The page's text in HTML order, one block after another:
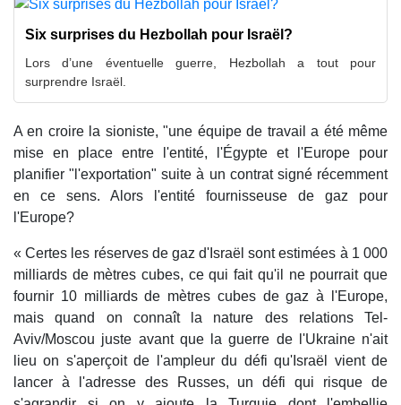
Six surprises du Hezbollah pour Israël?
Lors d’une éventuelle guerre, Hezbollah a tout pour
surprendre Israël.
A en croire la sioniste, "une équipe de travail a été même
mise en place entre l'entité, l'Égypte et l'Europe pour
planifier "l'exportation" suite à un contrat signé récemment
en ce sens. Alors l'entité fournisseuse de gaz pour
l'Europe?
« Certes les réserves de gaz d'Israël sont estimées à 1 000
milliards de mètres cubes, ce qui fait qu'il ne pourrait que
fournir 10 milliards de mètres cubes de gaz à l'Europe,
mais quand on connaît la nature des relations Tel-
Aviv/Moscou juste avant que la guerre de l'Ukraine n'ait
lieu on s'aperçoit de l'ampleur du défi qu'Israël vient de
lancer à l'adresse des Russes, un défi qui risque de